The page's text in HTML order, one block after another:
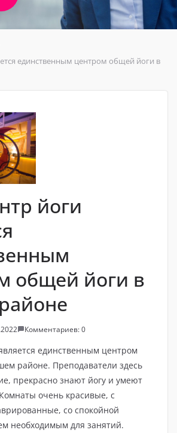
единственным центром общей йоги в
йоги
общей йоги в
Комментариев: 0
единственным центром
районе. Преподаватели здесь
прекрасно знают йогу и умеют
очень красивые, с
со спокойной
необходимым для занятий.